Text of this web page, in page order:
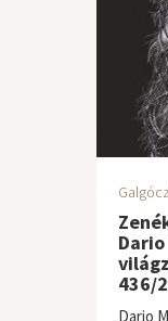
436/
Dario